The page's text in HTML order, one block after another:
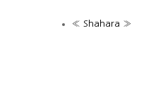
« Shahara »